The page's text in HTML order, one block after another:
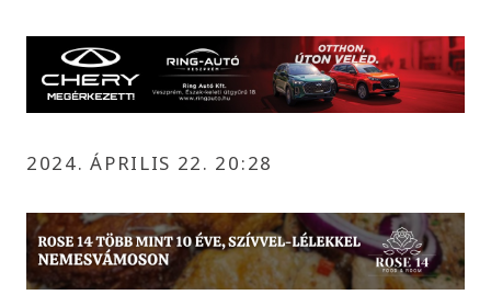
2024. ÁPRILIS 22. 20:28